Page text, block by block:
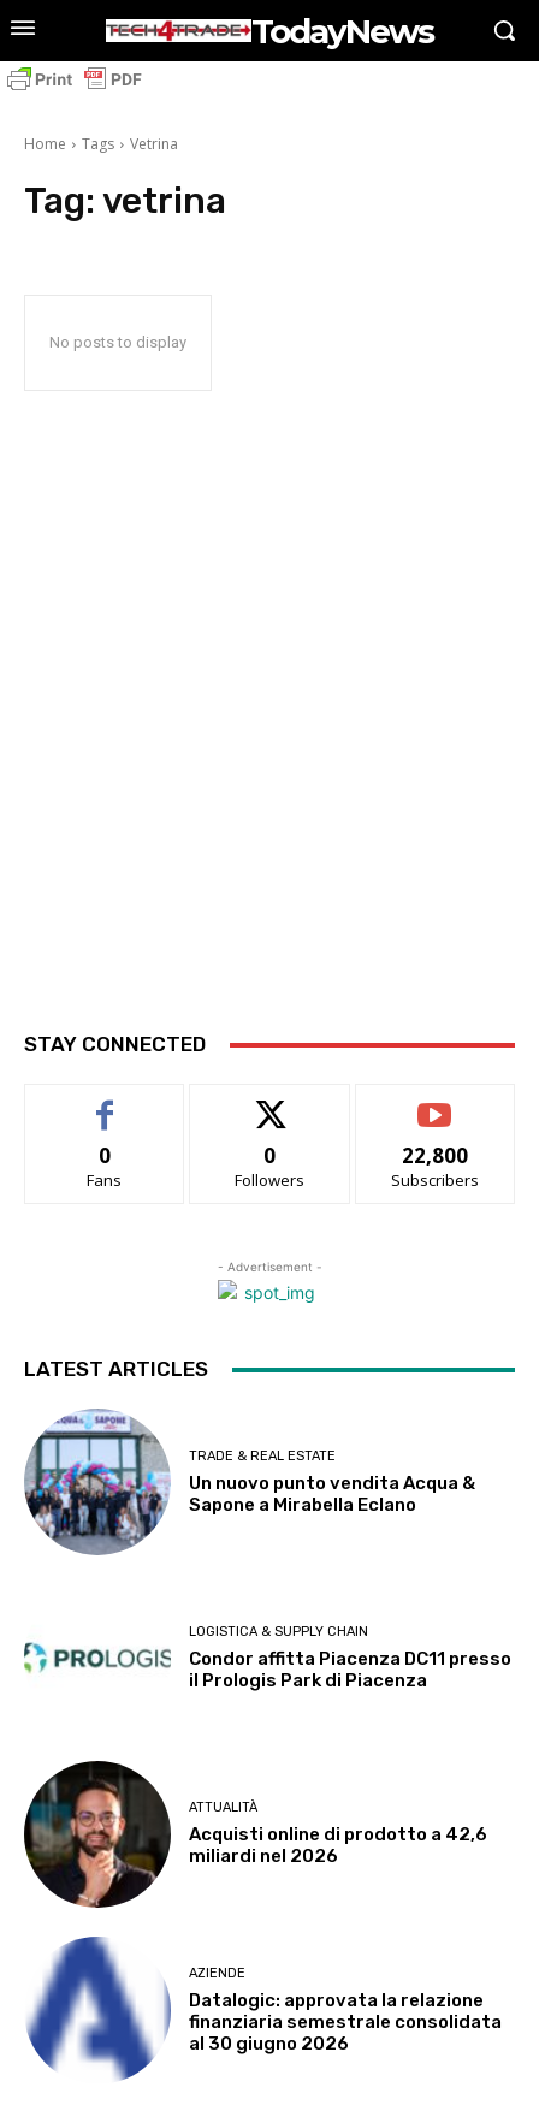
TodayNews
Home Tags Vetrina
Tag: vetrina
No posts to display
STAY CONNECTED
0
Fans
0
Followers
22,800
Subscribers
- Advertisement -
LATEST ARTICLES
TRADE & REAL ESTATE
Un nuovo punto vendita Acqua &
Sapone a Mirabella Eclano
LOGISTICA & SUPPLY CHAIN
Condor affitta Piacenza DC11 presso
il Prologis Park di Piacenza
ATTUALITÀ
Acquisti online di prodotto a 42,6
miliardi nel 2026
AZIENDE
Datalogic: approvata la relazione
finanziaria semestrale consolidata
al 30 giugno 2026